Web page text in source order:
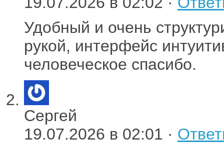
Удобный и очень
рукой, интерфейс
человеческое спасибо.
Сергей
19.07.2026 в 02:01 ·